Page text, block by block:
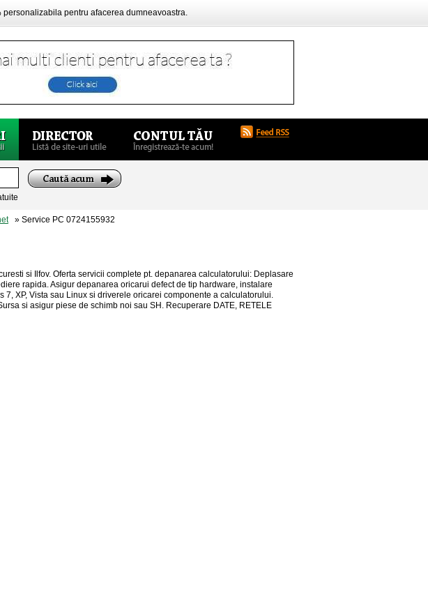
pentru afacerea dumneavoastra.
» Service PC 0724155932
si Ilfov. Oferta servicii complete pt. depanarea calculatorului: Deplasare
rapida. Asigur depanarea oricarui defect de tip hardware, instalare
XP, Vista sau Linux si driverele oricarei componente a calculatorului.
si asigur piese de schimb noi sau SH. Recuperare DATE, RETELE